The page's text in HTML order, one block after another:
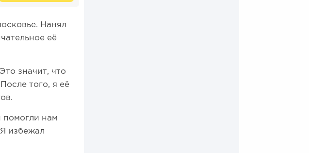
Нанял
её
значит, что
того, я её
помогли нам
Я избежал